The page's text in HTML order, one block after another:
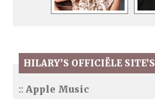
HILARY’S OFFICIËLE SITE’S
::Apple Music